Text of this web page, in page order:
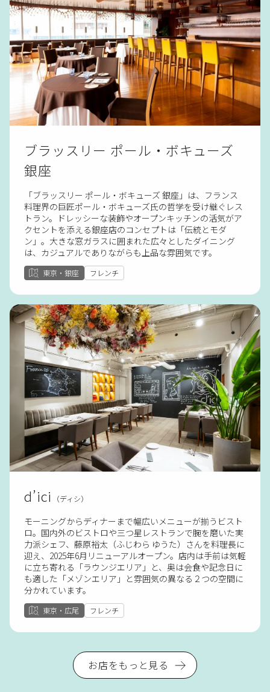
ブラッスリー ポール・ボキューズ
銀座
「ブラッスリー ポール・ボキューズ 銀座」は、フランス
料理界の巨匠ポール・ボキューズ氏の哲学を受け継ぐレス
トラン。ドレッシーな装飾やオープンキッチンの活気がア
クセントを添える銀座店のコンセプトは「伝統とモダ
ン」。大きな窓ガラスに囲まれた広々としたダイニング
は、カジュアルでありながらも上品な雰囲気です。
東京・銀座 フレンチ
d’ici （ディシ）
モーニングからディナーまで幅広いメニューが揃うビスト
ロ。国内外のビストロや三つ星レストランで腕を磨いた実
力派シェフ、藤原裕太（ふじわら ゆうた）さんを料理長に
迎え、2025年6月リニューアルオープン。店内は手前は気軽
に立ち寄れる「ラウンジエリア」と、奥は会食や記念日に
も適した「メゾンエリア」と雰囲気の異なる２つの空間に
分かれています。
東京・広尾 フレンチ
お店をもっと見る